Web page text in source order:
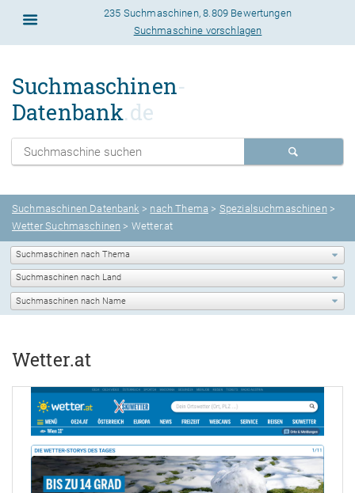
235 Suchmaschinen,8.809 Bewertungen
Suchmaschine vorschlagen
Suchmaschinen-
Datenbank.de
Suchmaschinen Datenbank > nach Thema > Spezialsuchmaschinen >
Wetter Suchmaschinen > Wetter.at
Wetter.at